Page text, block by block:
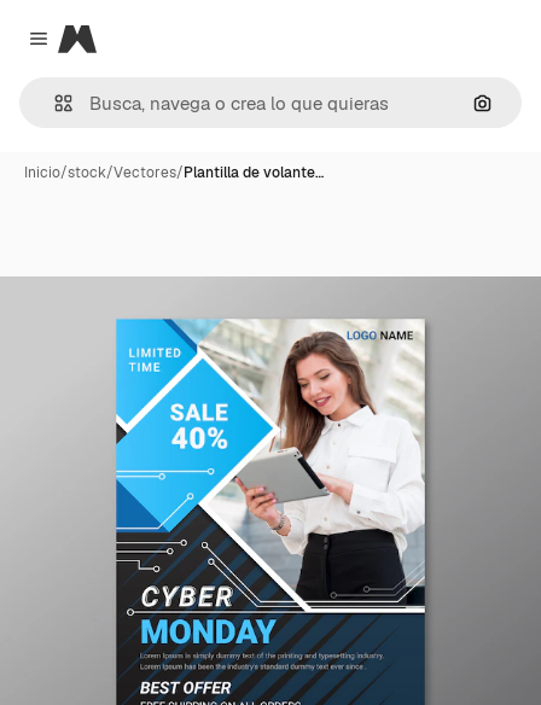
Close menu
Magnific
Inicio/stock/Vectores/Plantilla de volante…